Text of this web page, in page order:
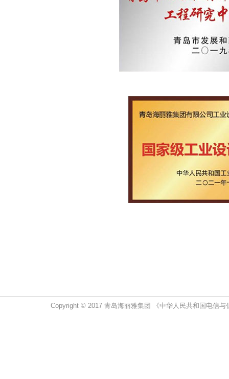
Copyright © 2017 青岛海丽雅集团 《中华人民共和国电信